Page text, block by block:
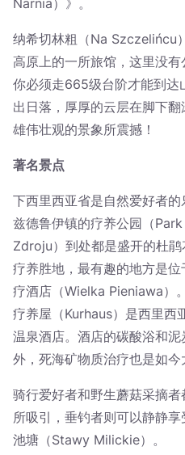
纳希切林粗（Na Szczelińcu
高原上的一所旅馆，这里没有
你必须走665级台阶才能到达
出日落，厚厚的云层在脚下翻
雄伟壮观的景象所震撼！
著名景点
下西里西亚省是自然爱好者的
兹德鲁伊镇的疗养公园（
Zdroju）到处都是盛开的杜
疗养胜地，最有趣的地方是
疗酒店（Wielka Pieniawa）
疗养屋（Kurhaus）是西里西
温泉酒店。酒店的碳酸浴和
外，死海矿物质治疗也是如今
骑行爱好者和野生蘑菇采摘
所吸引，垂钓者则可以静静
池塘（Stawy Milickie）。